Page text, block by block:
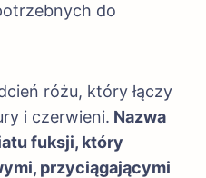
do
różu, który łączy
i czerwieni. Nazwa
fuksji, który
przyciągającymi